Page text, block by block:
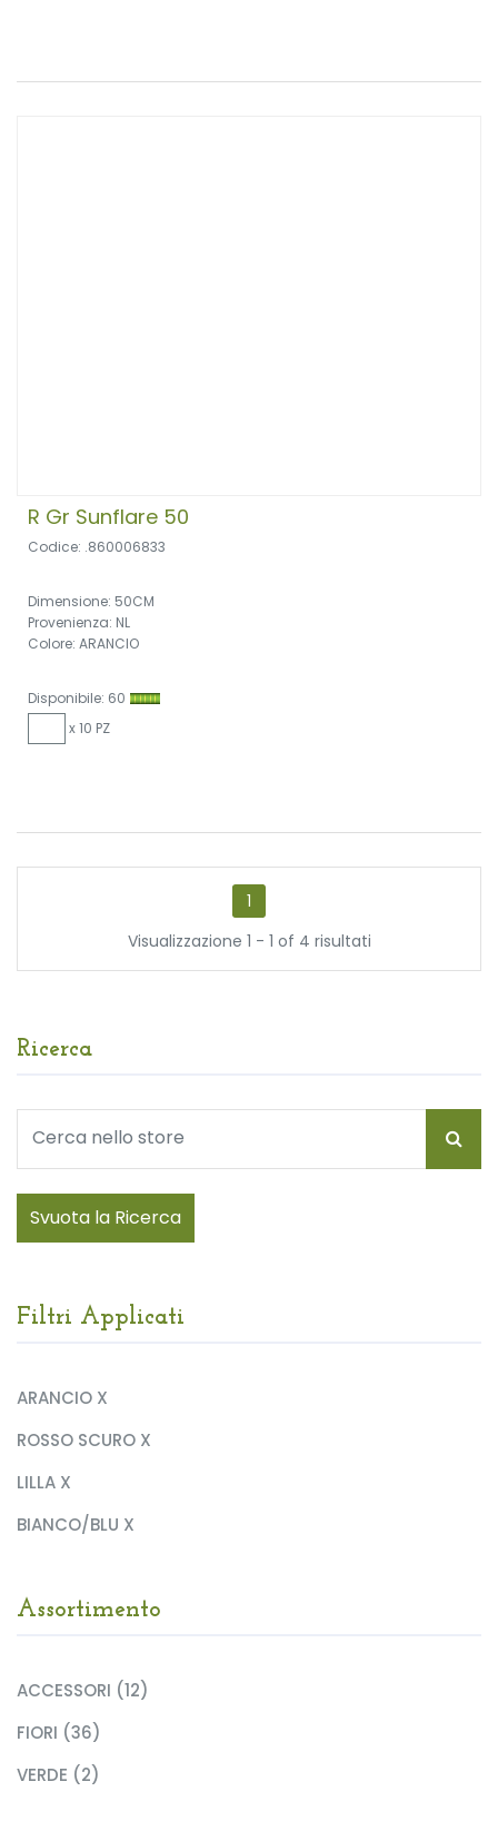
R Gr Sunflare 50
Codice: .860006833
Dimensione: 50CM
Provenienza: NL
Colore: ARANCIO
Disponibile: 60
x 10 PZ
1
Visualizzazione 1 - 1 of 4 risultati
Ricerca
Svuota la Ricerca
Filtri Applicati
ARANCIO X
ROSSO SCURO X
LILLA X
BIANCO/BLU X
Assortimento
ACCESSORI (12)
FIORI (36)
VERDE (2)